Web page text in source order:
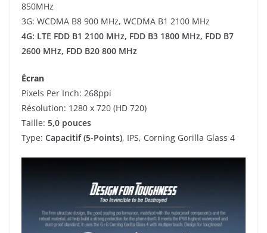
850MHz
3G: WCDMA B8 900 MHz, WCDMA B1 2100 MHz
4G: LTE FDD B1 2100 MHz, FDD B3 1800 MHz, FDD B7
2600 MHz, FDD B20 800 MHz
Écran
Pixels Per Inch: 268ppi
Résolution: 1280 x 720 (HD 720)
Taille: 5,0 pouces
Type: Capacitif (5-Points), IPS, Corning Gorilla Glass 4